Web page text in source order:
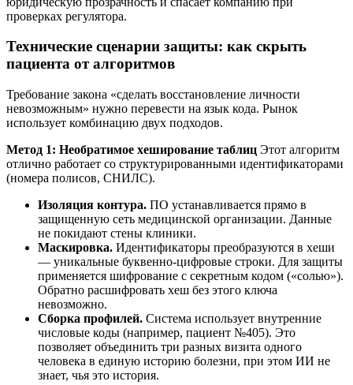
проверках регулятора.
Технические сценарии защиты: как скрыть
пациента от алгоритмов
Требование закона «сделать восстановление личности
невозможным» нужно перевести на язык кода. Рынок
использует комбинацию двух подходов.
Метод 1: Необратимое хеширование таблиц Этот алгоритм
отлично работает со структурированными идентификаторами
(номера полисов, СНИЛС).
Изоляция контура. ПО устанавливается прямо в
защищенную сеть медицинской организации. Данные
не покидают стены клиники.
Маскировка. Идентификаторы преобразуются в хеши
— уникальные буквенно-цифровые строки. Для защиты
применяется шифрование с секретным кодом («солью»).
Обратно расшифровать хеш без этого ключа
невозможно.
Сборка профилей. Система использует внутренние
числовые коды (например, пациент №405). Это
позволяет объединить три разных визита одного
человека в единую историю болезни, при этом ИИ не
знает, чья это история.